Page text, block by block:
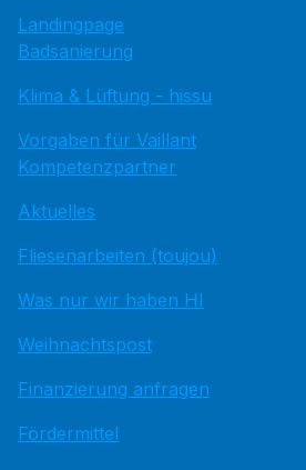
Landingpage
Badsanierung
Klima & Lüftung - hissu
Vorgaben für Vaillant
Kompetenzpartner
Aktuelles
Fliesenarbeiten (toujou)
Was nur wir haben HI
Weihnachtspost
Finanzierung anfragen
Fördermittel